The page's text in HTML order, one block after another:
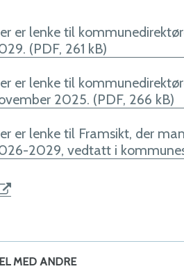
er lenke til
(PDF, 261 kB)
er lenke til
2025. (PDF, 266 kB)
er lenke til Framsikt, der
2029, vedtatt i
MED ANDRE